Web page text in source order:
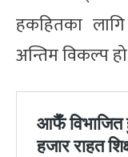
हकहितका
अन्तिम विकल्प